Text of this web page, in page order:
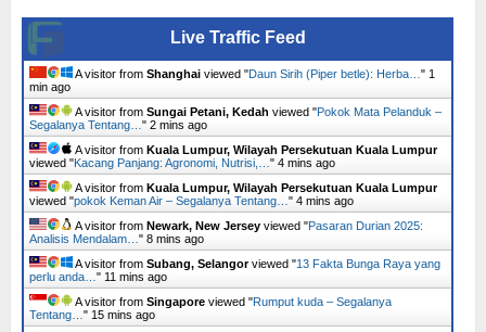
Live Traffic Feed
A visitor from Shanghai viewed "Daun Sirih (Piper betle): Herba… " 1
min ago
A visitor from Sungai Petani, Kedah viewed "Pokok Mata Pelanduk –
Segalanya Tentang… " 2 mins ago
A visitor from Kuala Lumpur, Wilayah Persekutuan Kuala Lumpur
viewed "Kacang Panjang: Agronomi, Nutrisi,… " 4 mins ago
A visitor from Kuala Lumpur, Wilayah Persekutuan Kuala Lumpur
viewed "pokok Keman Air – Segalanya Tentang… " 4 mins ago
A visitor from Newark, New Jersey viewed "Pasaran Durian 2025:
Analisis Mendalam… " 8 mins ago
A visitor from Subang, Selangorviewed "13 Fakta Bunga Raya yang
perlu anda… " 11 mins ago
A visitor from Singapore viewed "Rumput kuda – Segalanya
Tentang… " 15 mins ago